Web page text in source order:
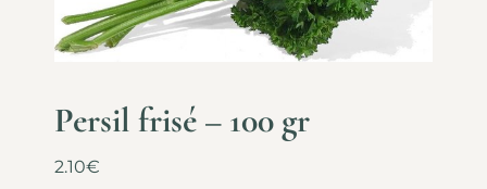
Persil frisé – 100 gr
2.10€